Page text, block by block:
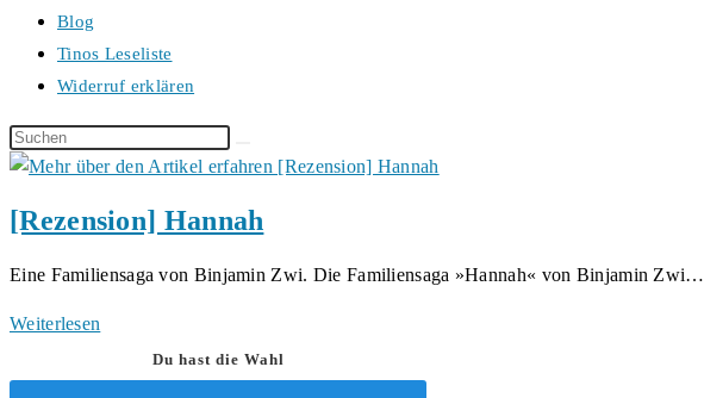
Blog
Tinos Leseliste
Widerruf erklären
Diese
Website
[Rezension] Hannah
Eine Familiensaga von Binjamin Zwi. Die Familiensaga »Hannah« von Binjamin Zwi…
Weiterlesen
HannahDu hast die Wahl